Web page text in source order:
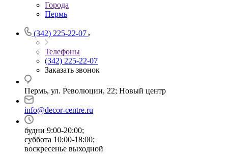
Города
Пермь
(342) 225-22-07
Телефоны
(342) 225-22-07
Заказать звонок
Пермь, ул. Революции, 22; Новый центр
info@decor-centre.ru
будни 9:00-20:00;
суббота 10:00-18:00;
воскресенье выходной